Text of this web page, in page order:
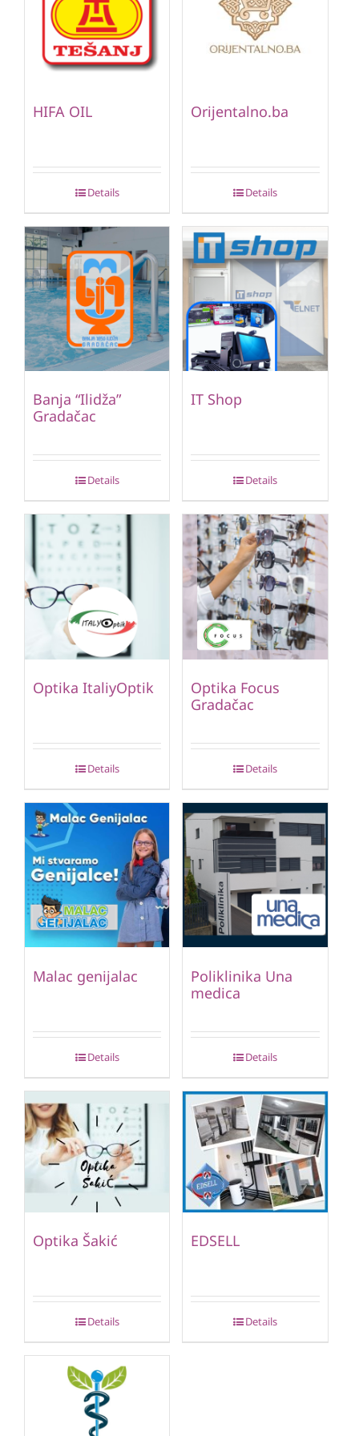
HIFA OIL
Details
Orijentalno.ba
Details
Banja “Ilidža”
Gradačac
Details
IT Shop
Details
Optika ItaliyOptik
Details
Optika Focus
Gradačac
Details
Malac genijalac
Details
Poliklinika Una
medica
Details
Optika Šakić
Details
EDSELL
Details